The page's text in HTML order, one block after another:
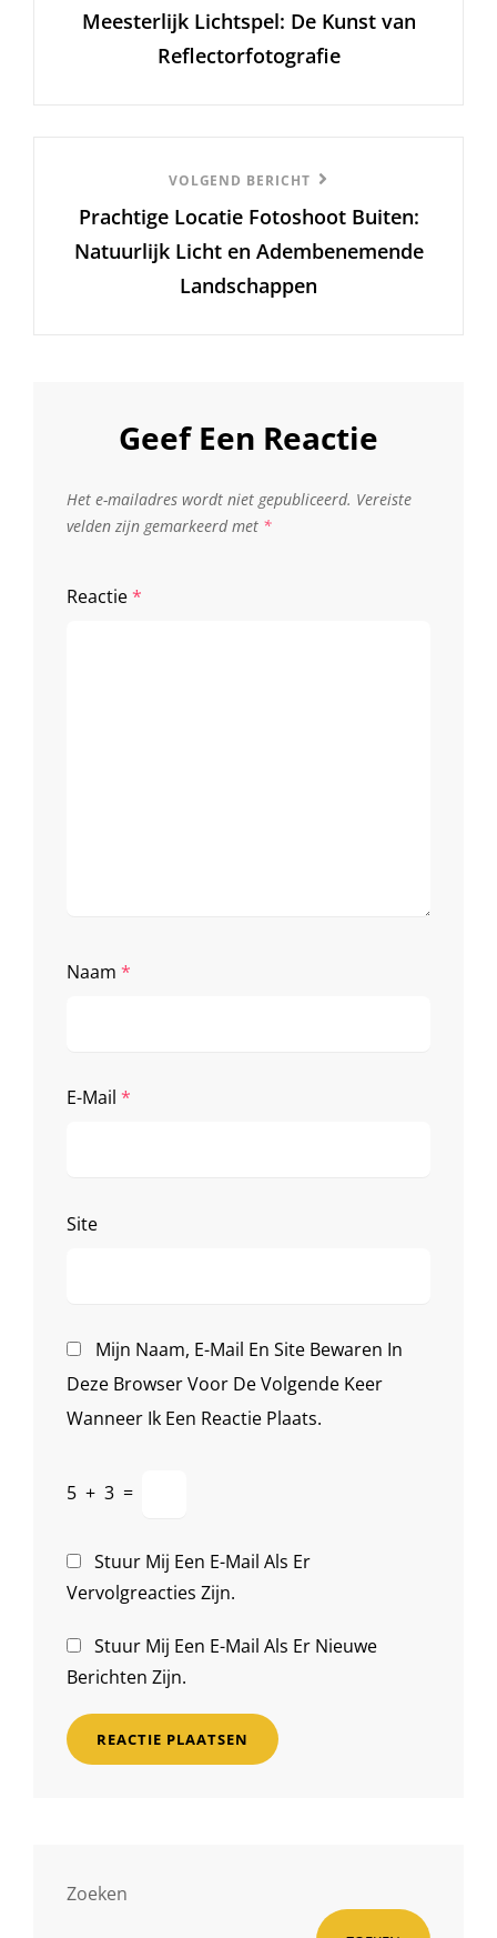
bericht
Meesterlijk Lichtspel: De Kunst van
Reflectorfotografie
Bericht
VOLGEND BERICHT
Prachtige Locatie Fotoshoot Buiten:
Natuurlijk Licht en Adembenemende
Landschappen
Geef Een Reactie
Het e-mailadres wordt niet gepubliceerd. Vereiste
velden zijn gemarkeerd met *
Reactie*
Naam *
E-Mail *
Site
Mijn Naam, E-Mail En Site Bewaren In
Deze Browser Voor De Volgende Keer
Wanneer Ik Een Reactie Plaats.
5 + 3 =
Stuur Mij Een E-Mail Als Er
Vervolgreacties Zijn.
Stuur Mij Een E-Mail Als Er Nieuwe
Berichten Zijn.
Zoeken